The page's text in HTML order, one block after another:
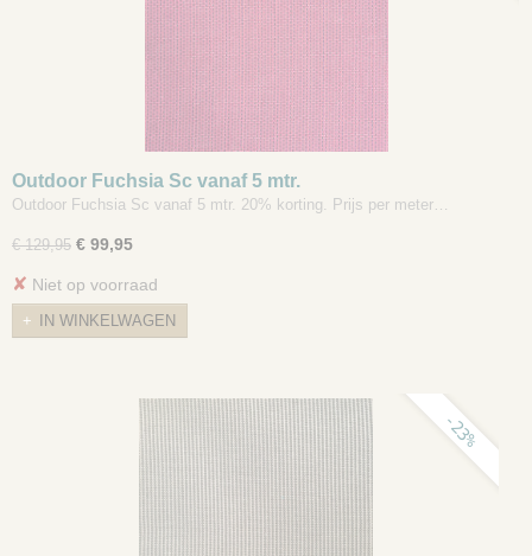
Outdoor Fuchsia Sc vanaf 5 mtr.
Outdoor Fuchsia Sc vanaf 5 mtr. 20% korting. Prijs per meter…
€ 129,95 € 99,95
✘ Niet op voorraad
IN WINKELWAGEN
-23%